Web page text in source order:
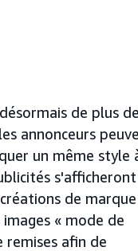
de plus de
annonceurs
un même style
de marque
« mode de
afin de